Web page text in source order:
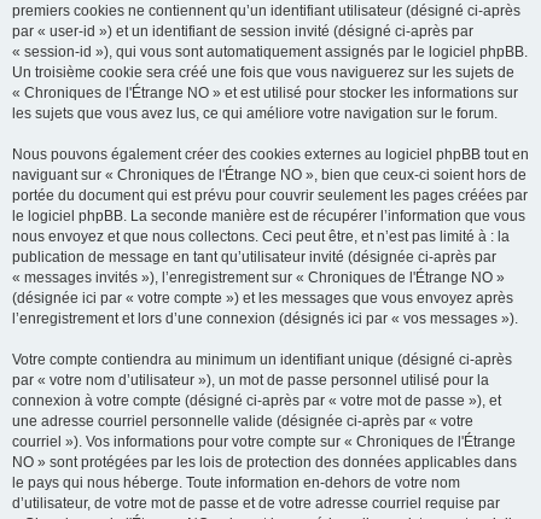
premiers cookies ne contiennent qu’un identifiant utilisateur (désigné ci-après
par « user-id ») et un identifiant de session invité (désigné ci-après par
« session-id »), qui vous sont automatiquement assignés par le logiciel phpBB.
Un troisième cookie sera créé une fois que vous naviguerez sur les sujets de
« Chroniques de l'Étrange NO » et est utilisé pour stocker les informations sur
les sujets que vous avez lus, ce qui améliore votre navigation sur le forum.
Nous pouvons également créer des cookies externes au logiciel phpBB tout en
naviguant sur « Chroniques de l'Étrange NO », bien que ceux-ci soient hors de
portée du document qui est prévu pour couvrir seulement les pages créées par
le logiciel phpBB. La seconde manière est de récupérer l’information que vous
nous envoyez et que nous collectons. Ceci peut être, et n’est pas limité à : la
publication de message en tant qu’utilisateur invité (désignée ci-après par
« messages invités »), l’enregistrement sur « Chroniques de l'Étrange NO »
(désignée ici par « votre compte ») et les messages que vous envoyez après
l’enregistrement et lors d’une connexion (désignés ici par « vos messages »).
Votre compte contiendra au minimum un identifiant unique (désigné ci-après
par « votre nom d’utilisateur »), un mot de passe personnel utilisé pour la
connexion à votre compte (désigné ci-après par « votre mot de passe »), et
une adresse courriel personnelle valide (désignée ci-après par « votre
courriel »). Vos informations pour votre compte sur « Chroniques de l'Étrange
NO » sont protégées par les lois de protection des données applicables dans
le pays qui nous héberge. Toute information en-dehors de votre nom
d’utilisateur, de votre mot de passe et de votre adresse courriel requise par